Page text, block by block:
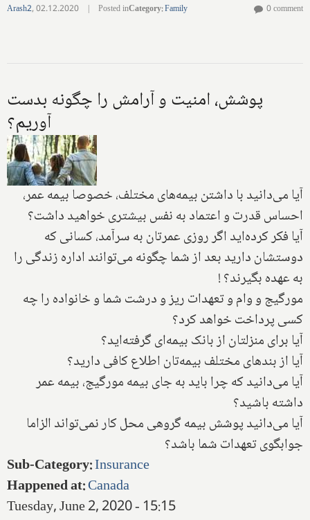
Arash2,02.12.2020 | Posted inCategory:Family 0 comment
پوشش، امنیت و آرامش را چگونه بدست
آوریم؟
آیا می‌دانید با داشتن بیمه‌های مختلف، خصوصا بیمه عمر،
احساس قدرت و اعتماد به نفس بیشتری خواهید داشت؟
آیا فکر کرده‌اید ا‌گر روزی عمرتان به سرآمد، کسانی که
دوستشان دارید بعد از شما چگونه می‌توانند اداره زندگی را
به عهده بگیرند؟ !
مورگیج‌ و وام و تعهدات ریز و درشت شما و خانواده را چه
کسی پرداخت خواهد کرد؟
آیا برای منزلتان از بانک بیمه‌ای گرفته‌اید؟
آیا از بندهای مختلف بیمه‌تان اطلاع کافی دارید؟
آیا می‌دانید که چرا باید به جای بیمه مورگیج، بیمه عمر
داشته باشید؟
آیا‌ می‌دانید پوشش بیمه گروهی محل کار نمی‌تواند الزاما
جوابگوی تعهدات شما باشد؟
Sub-Category:Insurance
Happened at:Canada
Tuesday, June 2, 2020 - 15:15